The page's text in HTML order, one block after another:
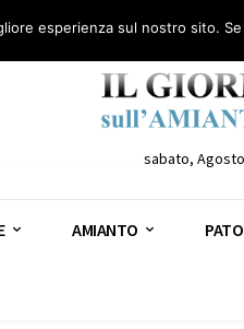
Consulenza legale gratuita:
sabato,
AMIANTO
esperienza sul nostro sito.